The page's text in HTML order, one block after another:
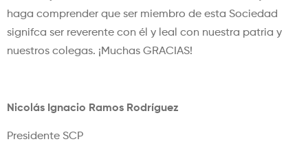
haga comprender que ser miembro de esta Sociedad
signifca ser reverente con él y leal con nuestra patria y
nuestros colegas. ¡Muchas GRACIAS!
Nicolás Ignacio Ramos Rodríguez
Presidente SCP